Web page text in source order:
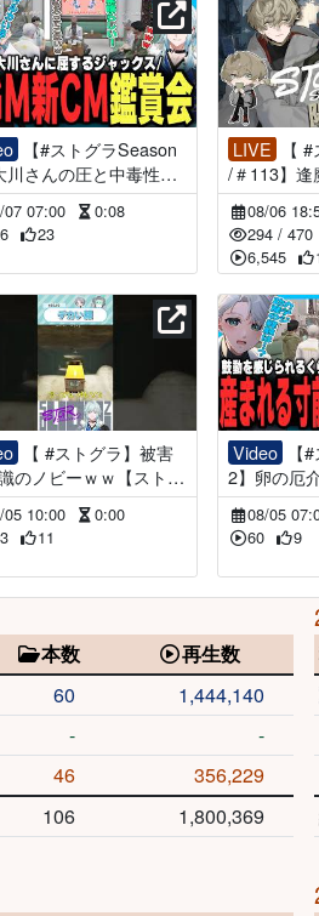
川さんの圧と中毒性が
るCMｗｗ【ストグラ
/空衣御侍/切り抜き】
07 07:00
0:08
23
LIVE
/＃113】逢
空/空衣御
ER
ア】GTAV
08/06
294 / 470
6,545
のノビーｗｗ【ストグ
隊/雷堂ましろ/空衣御
り抜き】#shorts
05 10:00
0:00
11
Video
2】卵の厄
せられてし
ラ救急隊/
き】
08/05
60
9
本数
再生数
60
1,444,140
-
-
46
356,229
106 1,800,369